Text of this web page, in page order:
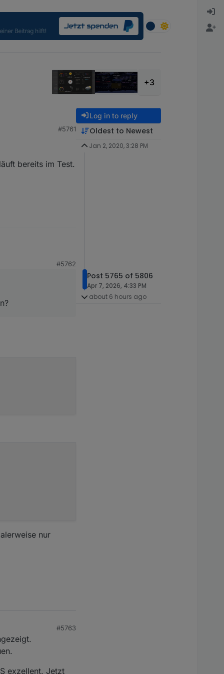
+3
#5761
bereits im Test.
#5762
nur
#5763
exzellent. Jetzt
Log in to reply
Oldest to Newest
Jan 2, 2020, 3:28 PM
Post 5765 of 5806
Apr 7, 2026, 4:33 PM
about 6 hours ago